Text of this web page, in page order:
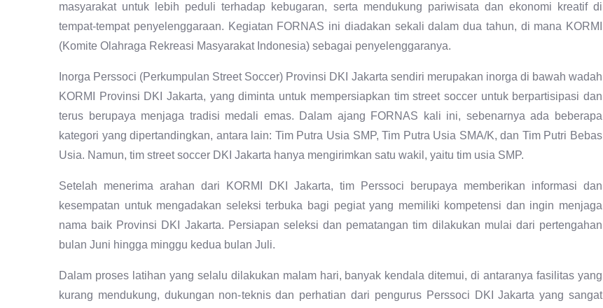
masyarakat untuk lebih peduli terhadap kebugaran, serta mendukung pariwisata dan ekonomi kreatif di
tempat-tempat penyelenggaraan. Kegiatan FORNAS ini diadakan sekali dalam dua tahun, di mana KORMI
(Komite Olahraga Rekreasi Masyarakat Indonesia) sebagai penyelenggaranya.
Inorga Perssoci (Perkumpulan Street Soccer) Provinsi DKI Jakarta sendiri merupakan inorga di bawah wadah
KORMI Provinsi DKI Jakarta, yang diminta untuk mempersiapkan tim street soccer untuk berpartisipasi dan
terus berupaya menjaga tradisi medali emas. Dalam ajang FORNAS kali ini, sebenarnya ada beberapa
kategori yang dipertandingkan, antara lain: Tim Putra Usia SMP, Tim Putra Usia SMA/K, dan Tim Putri Bebas
Usia. Namun, tim street soccer DKI Jakarta hanya mengirimkan satu wakil, yaitu tim usia SMP.
Setelah menerima arahan dari KORMI DKI Jakarta, tim Perssoci berupaya memberikan informasi dan
kesempatan untuk mengadakan seleksi terbuka bagi pegiat yang memiliki kompetensi dan ingin menjaga
nama baik Provinsi DKI Jakarta. Persiapan seleksi dan pematangan tim dilakukan mulai dari pertengahan
bulan Juni hingga minggu kedua bulan Juli.
Dalam proses latihan yang selalu dilakukan malam hari, banyak kendala ditemui, di antaranya fasilitas yang
kurang mendukung, dukungan non-teknis dan perhatian dari pengurus Perssoci DKI Jakarta yang sangat